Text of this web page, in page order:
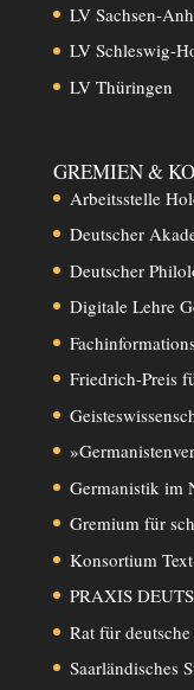
LV Sachsen-
LV Schleswig-
LV Thüringen
GREMIEN &
Arbeitsstelle
Deutscher
Deutscher
Digitale Lehre
Friedrich-Preis
Germanistik im
Gremium für
Konsortium
PRAXIS
Rat für
Saarländisches